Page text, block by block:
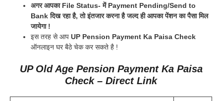
अगर आपका File Status- में Payment Pending/Send to
Bank दिख रहा है, तो इंतजार करना है जल्द ही आपका पेंशन का पैसा मिल
जायेगा !
इस तरह से आप UP Pension Payment Ka Paisa Check
ऑनलाइन घर बैठे चेक कर सकते है !
UP Old Age Pension Payment Ka Paisa
Check – Direct Link